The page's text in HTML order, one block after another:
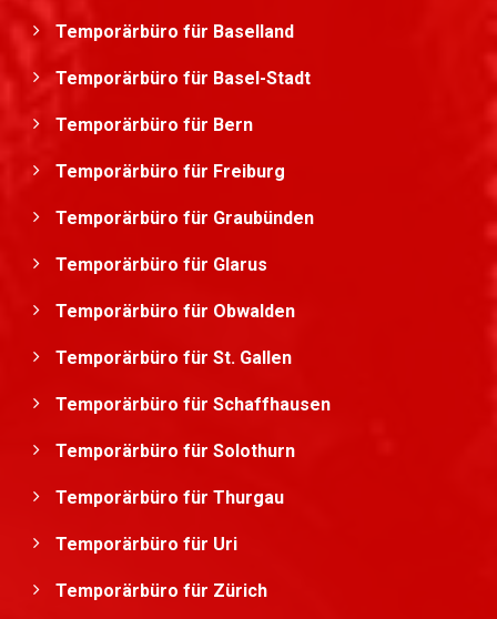
Temporärbüro für Baselland
Temporärbüro für Basel-Stadt
Temporärbüro für Bern
Temporärbüro für Freiburg
Temporärbüro für Graubünden
Temporärbüro für Glarus
Temporärbüro für Obwalden
Temporärbüro für St. Gallen
Temporärbüro für Schaffhausen
Temporärbüro für Solothurn
Temporärbüro für Thurgau
Temporärbüro für Uri
Temporärbüro für Zürich